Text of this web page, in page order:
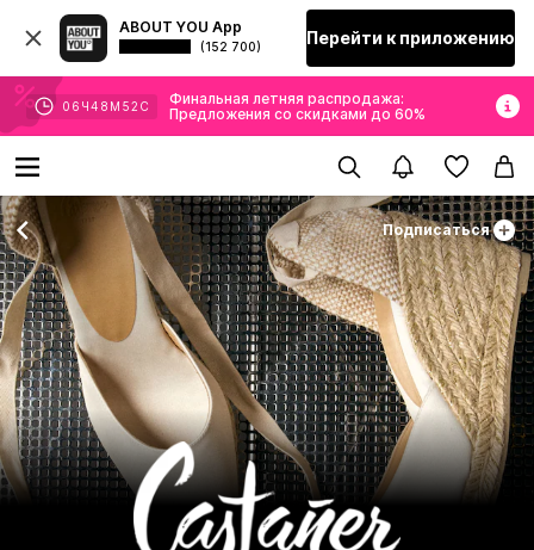
ABOUT YOU App
(152 700) Перейти к приложению
06 Ч48 М 50 С
Финальная летняя распродажа:
Предложения со скидками до 60%
Подписаться